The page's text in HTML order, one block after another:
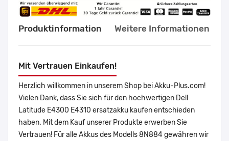
Produktinformation Weitere Informationen
Mit Vertrauen Einkaufen!
Herzlich willkommen in unserem Shop bei Akku-Plus.com!
Vielen Dank, dass Sie sich für den hochwertigen Dell
Latitude E4300 E4310 ersatzakku kaufen entschieden
haben. Mit dem Kauf unserer Produkte erwerben Sie
Vertrauen! Für alle Akkus des Modells 8N884 gewähren wir